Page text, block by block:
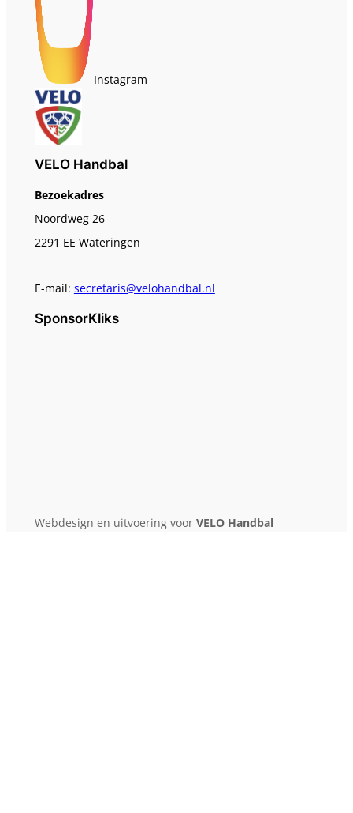
Instagram
VELO Handbal
Bezoekadres
Noordweg 26
2291 EE Wateringen
E-mail: secretaris@velohandbal.nl
SponsorKliks
Webdesign en uitvoering voor VELO Handbal